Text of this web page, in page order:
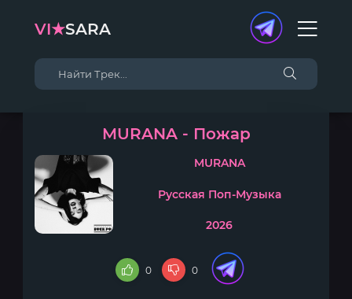
VI★SARA
MURANA - Пожар
MURANA
Русская Поп-Музыка
2026
0 0